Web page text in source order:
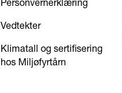
Vedtekter
Klimatall og sertifisering
hos Miljøfyrtårn